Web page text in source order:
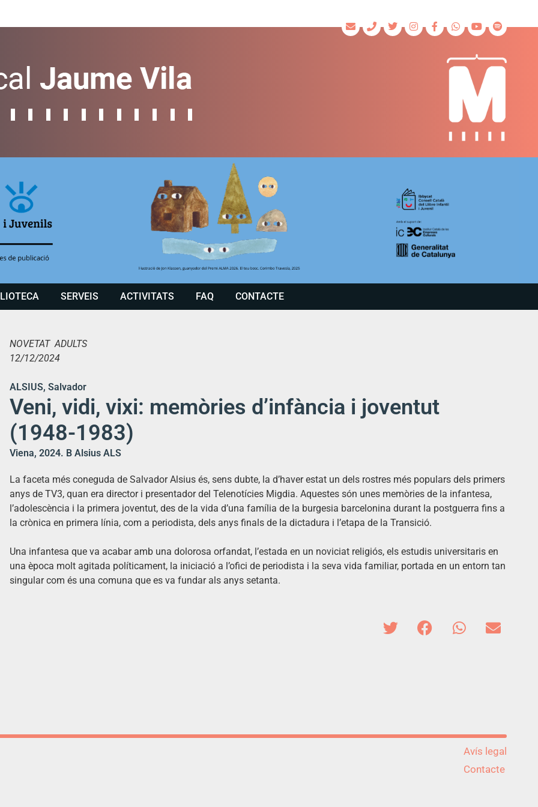
SERVEIS ACTIVITATS FAQ CONTACTE
NOVETAT ADULTS
12/12/2024
ALSIUS, Salvador
Veni, vidi, vixi: memòries d’infància i joventut
(1948-1983)
Viena, 2024. B Alsius ALS
La faceta més coneguda de Salvador Alsius és, sens dubte, la d’haver estat un dels rostres més populars dels primers
anys de TV3, quan era director i presentador del Telenotícies Migdia. Aquestes són unes memòries de la infantesa,
l’adolescència i la primera joventut, des de la vida d’una família de la burgesia barcelonina durant la postguerra fins a
la crònica en primera línia, com a periodista, dels anys finals de la dictadura i l’etapa de la Transició.
Una infantesa que va acabar amb una dolorosa orfandat, l’estada en un noviciat religiós, els estudis universitaris en
una època molt agitada políticament, la iniciació a l’ofici de periodista i la seva vida familiar, portada en un entorn tan
singular com és una comuna que es va fundar als anys setanta.
Avís legal
Contacte